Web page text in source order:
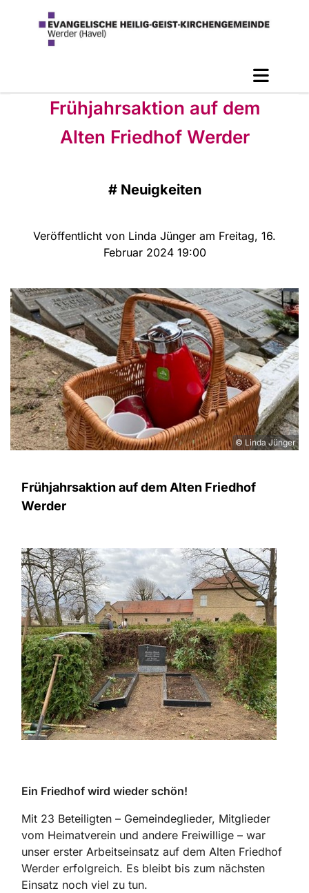
Frühjahrsaktion auf dem
Alten Friedhof Werder
# Neuigkeiten
Veröffentlicht von Linda Jünger am Freitag, 16.
Februar 2024 19:00
© Linda Jünger
Frühjahrsaktion auf dem Alten Friedhof
Werder
Ein Friedhof wird wieder schön!
Mit 23 Beteiligten – Gemeindeglieder, Mitglieder
vom Heimatverein und andere Freiwillige – war
unser erster Arbeitseinsatz auf dem Alten Friedhof
Werder erfolgreich. Es bleibt bis zum nächsten
Einsatz noch viel zu tun.